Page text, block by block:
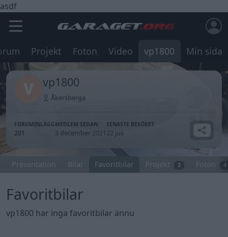
asdf
Projekt Foton Video vp1800 Min sida
vp1800
Åkersberga
FORUMINLÄGG
201
MEDLEM SEDAN
3 december 2021
SENASTE BESÖKET
22 juli
Presentation Bilar Favoritbilar Projekt 2 Foton 4
Favoritbilar
vp1800 har inga favoritbilar ännu